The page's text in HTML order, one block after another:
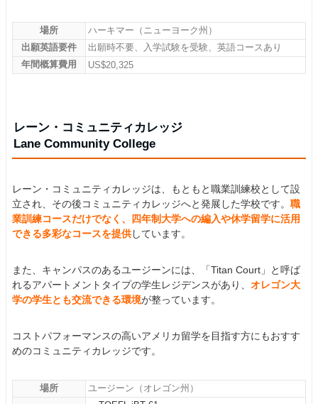
場所
ハーキマー（ニューヨーク州）
出願英語要件
出願時不要、入学試験を受験、英語コースあり
年間概算費用
US$20,325
レーン・コミュニティカレッジ
Lane Community College
レーン・コミュニティカレッジは、もともと職業訓練校として設
立され、その後コミュニティカレッジへと発展した学校です。 職
業訓練コースだけでなく、四年制大学への編入や休学留学に活用
できる多彩なコースを提供しています。
また、キャンパスのあるユージーンには、「Titan Court」と呼ば
れるアパートメントタイプの学生レジデンスがあり、 オレゴン大
学の学生とも交流できる環境が整っています。
コストパフォーマンスの高いアメリカ留学を目指す方にもおすす
めのコミュニティカレッジです。
場所 ユージーン（オレゴン州）